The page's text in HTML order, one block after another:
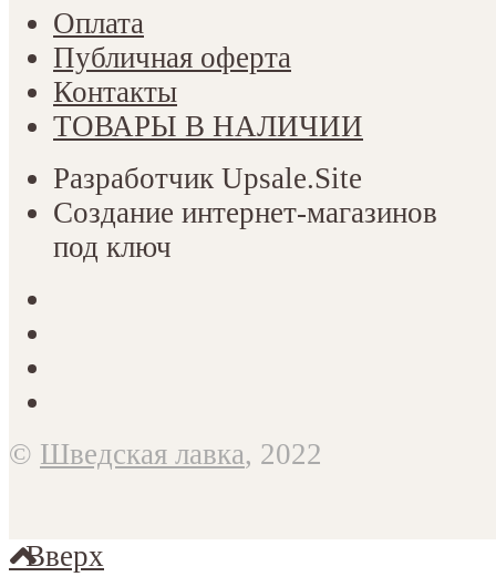
Оплата
Публичная оферта
Контакты
ТОВАРЫ В НАЛИЧИИ
Разработчик Upsale.Site
Создание интернет-магазинов
под ключ
© Шведская лавка, 2022
Вверх